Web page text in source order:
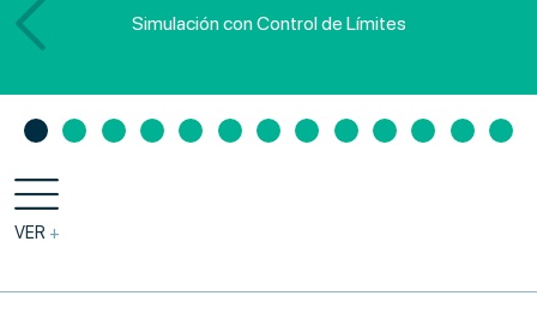
Simulación con Control de Límites
VER +